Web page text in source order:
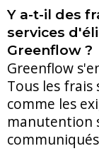
Y a-t-il des
services
Greenflow ?
Greenflow
Tous les
comme les
manutention